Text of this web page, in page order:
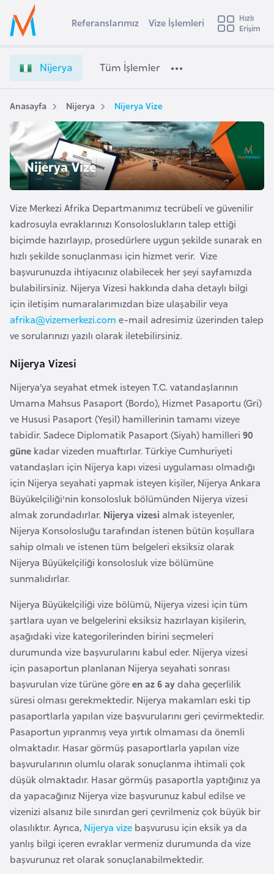
Ülke Seçimi
Başvuru yapmak istediğiniz ülkeyi seçin
Üye
Girişi
i
e
r
a
V
z
e
İ
ş
l
e
e
r
i
e
i
Referanslarımız Vize İşlemleri
Hızlı
Erişim
Nijerya Tüm İşlemler
Anasayfa Nijerya Nijerya Vize
Nijerya Vize
Vize Merkezi Afrika Departmanımız tecrübeli ve güvenilir
kadrosuyla evraklarınızı Konsoloslukların talep ettiği
biçimde hazırlayıp, prosedürlere uygun şekilde sunarak en
hızlı şekilde sonuçlanması için hizmet verir. Vize
başvurunuzda ihtiyacınız olabilecek her şeyi sayfamızda
bulabilirsiniz. Nijerya Vizesi hakkında daha detaylı bilgi
için iletişim numaralarımızdan bize ulaşabilir veya
afrika@vizemerkezi.com e-mail adresimiz üzerinden talep
ve sorularınızı yazılı olarak iletebilirsiniz.
Nijerya Vizesi
Nijerya’ya seyahat etmek isteyen T.C. vatandaşlarının
Umama Mahsus Pasaport (Bordo), Hizmet Pasaportu (Gri)
ve Hususi Pasaport (Yeşil) hamillerinin tamamı vizeye
tabidir. Sadece Diplomatik Pasaport (Siyah) hamilleri 90
güne kadar vizeden muaftırlar. Türkiye Cumhuriyeti
vatandaşları için Nijerya kapı vizesi uygulaması olmadığı
için Nijerya seyahati yapmak isteyen kişiler, Nijerya Ankara
Büyükelçiliği'nin konsolosluk bölümünden Nijerya vizesi
almak zorundadırlar. Nijerya vizesi almak isteyenler,
Nijerya Konsolosluğu tarafından istenen bütün koşullara
sahip olmalı ve istenen tüm belgeleri eksiksiz olarak
Nijerya Büyükelçiliği konsolosluk vize bölümüne
sunmalıdırlar.
Nijerya Büyükelçiliği vize bölümü, Nijerya vizesi için tüm
şartlara uyan ve belgelerini eksiksiz hazırlayan kişilerin,
aşağıdaki vize kategorilerinden birini seçmeleri
durumunda vize başvurularını kabul eder. Nijerya vizesi
için pasaportun planlanan Nijerya seyahati sonrası
başvurulan vize türüne göreen az 6 aydaha geçerlilik
süresi olması gerekmektedir. Nijerya makamları eski tip
pasaportlarla yapılan vize başvurularını geri çevirmektedir.
Pasaportun yıpranmış veya yırtık olmaması da önemli
olmaktadır. Hasar görmüş pasaportlarla yapılan vize
başvurularının olumlu olarak sonuçlanma ihtimali çok
düşük olmaktadır. Hasar görmüş pasaportla yaptığınız ya
da yapacağınız Nijerya vize başvurunuz kabul edilse ve
vizenizi alsanız bile sınırdan geri çevrilmeniz çok büyük bir
olasılıktır. Ayrıca, Nijerya vize başvurusu için eksik ya da
yanlış bilgi içeren evraklar vermeniz durumunda da vize
başvurunuz ret olarak sonuçlanabilmektedir.
s
t
r
a
A
v
u
t
u
r
y
a
A
z
r
b
a
y
c
a
n
B
a
h
r
e
y
B
a
n
g
l
a
d
e
ş
B
e
l
a
r